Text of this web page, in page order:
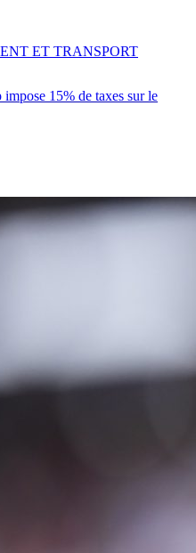
15% de taxes sur le
ET TRANSPORT